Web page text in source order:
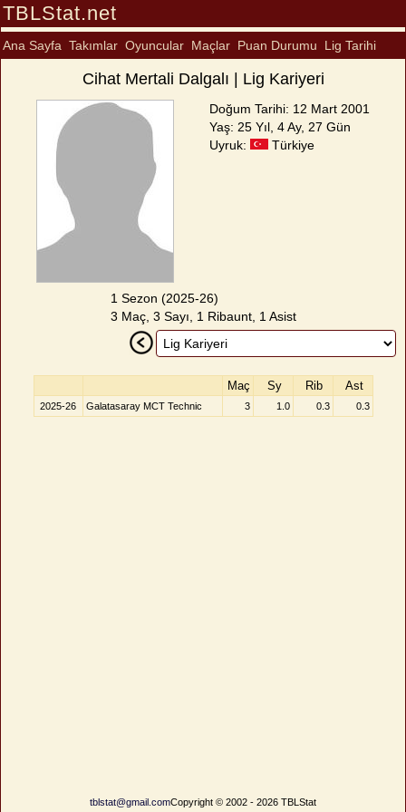
TBLStat.net
Ana Sayfa Takımlar Oyuncular Maçlar Puan Durumu Lig Tarihi
Cihat Mertali Dalgalı | Lig Kariyeri
Doğum Tarihi: 12 Mart 2001
Yaş: 25 Yıl, 4 Ay, 27 Gün
Uyruk:
Türkiye
1 Sezon (2025-26)
3 Maç, 3 Sayı, 1 Ribaunt, 1 Asist
Maç Sy Rib Ast
2025-26 Galatasaray MCT Technic 3 1.0 0.3 0.3
tblstat@gmail.comCopyright © 2002 - 2026 TBLStat